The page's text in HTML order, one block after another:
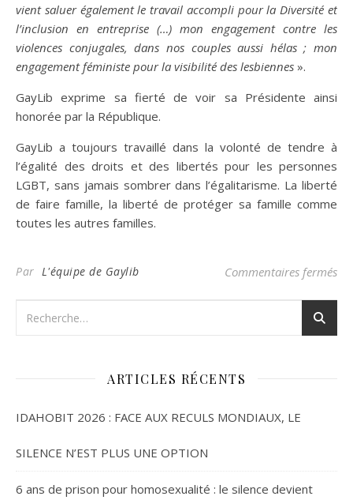
vient saluer également le travail accompli pour la Diversité et
l’inclusion en entreprise (…) mon engagement contre les
violences conjugales, dans nos couples aussi hélas ; mon
engagement féministe pour la visibilité des lesbiennes ».
GayLib exprime sa fierté de voir sa Présidente ainsi
honorée par la République.
GayLib a toujours travaillé dans la volonté de tendre à
l’égalité des droits et des libertés pour les personnes
LGBT, sans jamais sombrer dans l’égalitarisme. La liberté
de faire famille, la liberté de protéger sa famille comme
toutes les autres familles.
Par L'équipe de Gaylib Commentaires fermés
ARTICLES RÉCENTS
IDAHOBIT 2026 : FACE AUX RECULS MONDIAUX, LE
SILENCE N’EST PLUS UNE OPTION
6 ans de prison pour homosexualité : le silence devient